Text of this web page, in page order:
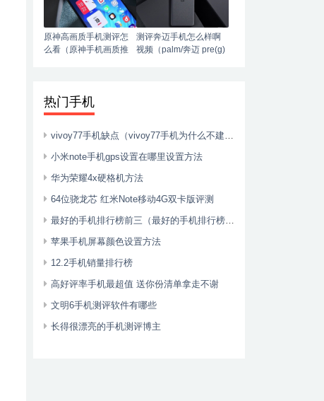
原神高画质手机测评怎
么看（原神手机画质推
测评奔迈手机怎么样啊
视频（palm/奔迈 pre(g)
热门手机
vivoy77手机缺点（vivoy77手机为什么不建议入手）
小米note手机gps设置在哪里设置方法
华为荣耀4x硬格机方法
64位骁龙芯 红米Note移动4G双卡版评测
最好的手机排行榜前三（最好的手机排行榜前三名）
苹果手机屏幕颜色设置方法
12.2手机销量排行榜
高好评率手机最超值 送你份清单拿走不谢
文明6手机测评软件有哪些
长得很漂亮的手机测评博主